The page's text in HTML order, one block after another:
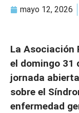
mayo 12, 2026
La Asociación
el domingo 31
jornada
sobre el
enfermedad